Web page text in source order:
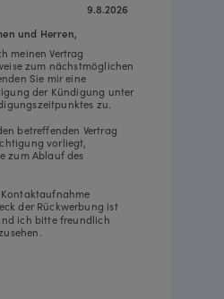
9.8.2026
meinen Vertrag
zum nächstmöglichen
Sie mir eine
der Kündigung unter
zu.
betreffenden Vertrag
vorliegt,
zum Ablauf des
Kontaktaufnahme
der Rückwerbung ist
ich bitte freundlich
und Herren,